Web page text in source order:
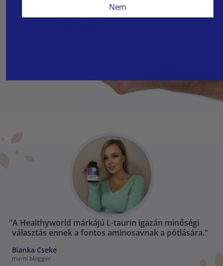
"A Healthyworld márkájú L-taurin igazán minőségi
választás ennek a fontos aminosavnak a pótlására."
Bianka Cseke
mami blogger
Nem